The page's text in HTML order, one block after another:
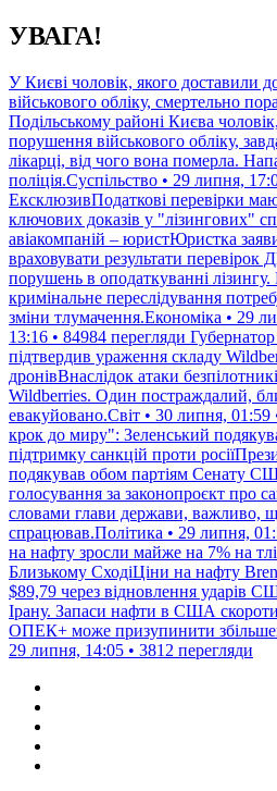
Перейти
до
УВАГА!
У Києві чоловік, якого доставили
військового обліку, смертельно
Подільському районі Києва
порушення військового обліку,
лікарці, від чого вона померла.
поліція.Суспільство • 29 липня,
ЕксклюзивПодаткові перевірки
ключових доказів у "лізингових"
авіакомпаній – юристЮристка
враховувати результати перевірок
порушень в оподаткуванні
кримінальне переслідування
зміни тлумачення.Економіка • 29
13:16 • 84984 перегляди Губернатор
підтвердив ураження складу
дронівВнаслідок атаки
Wildberries. Один постраждалий,
евакуйовано.Світ • 30 липня, 01:59
крок до миру": Зеленський
підтримку санкцій проти
подякував обом партіям Сенату
голосування за законопроєкт про
словами глави держави, важливо,
спрацював.Політика • 29 липня,
на нафту зросли майже на 7% на тлі
Близькому СходіЦіни на нафту
$89,79 через відновлення ударів
Ірану. Запаси нафти в США
ОПЕК+ може призупинити
29 липня, 14:05 • 3812 перегляди